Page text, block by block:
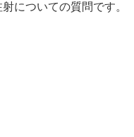
についての質問です。